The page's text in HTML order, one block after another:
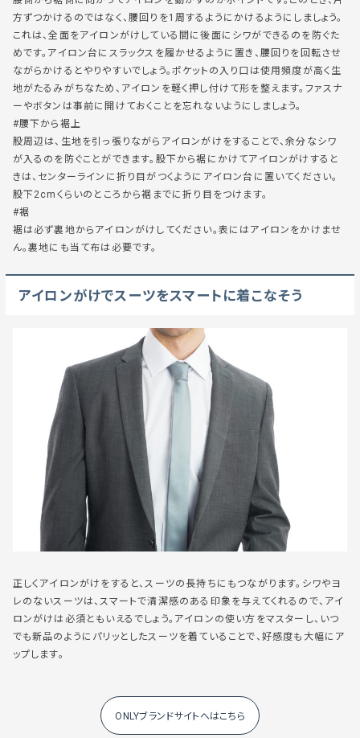
方ずつかけるのではなく、腰回りを1周するようにかけるようにしましょう。
これは、全面をアイロンがけしている間に後面にシワができるのを防ぐた
めです。アイロン台にスラックスを履かせるように置き、腰回りを回転させ
ながらかけるとやりやすいでしょう。ポケットの入り口は使用頻度が高く生
地がたるみがちなため、アイロンを軽く押し付けて形を整えます。ファスナ
ーやボタンは事前に開けておくことを忘れないようにしましょう。
#腰下から裾上
股周辺は、生地を引っ張りながらアイロンがけをすることで、余分なシワ
が入るのを防ぐことができます。股下から裾にかけてアイロンがけすると
きは、センターラインに折り目がつくようにアイロン台に置いてください。
股下2cmくらいのところから裾までに折り目をつけます。
#裾
裾は必ず裏地からアイロンがけしてください。表にはアイロンをかけませ
ん。裏地にも当て布は必要です。
アイロンがけでスーツをスマートに着こなそう
正しくアイロンがけをすると、スーツの長持ちにもつながります。シワやヨ
レのないスーツは、スマートで清潔感のある印象を与えてくれるので、アイ
ロンがけは必須ともいえるでしょう。アイロンの使い方をマスターし、いつ
でも新品のようにパリッとしたスーツを着ていることで、好感度も大幅にア
ップします。
ONLYブランドサイトへはこちら